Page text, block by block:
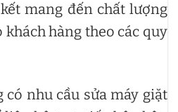
mang đến chất lượng
hàng theo các quy
có nhu cầu sửa máy giặt